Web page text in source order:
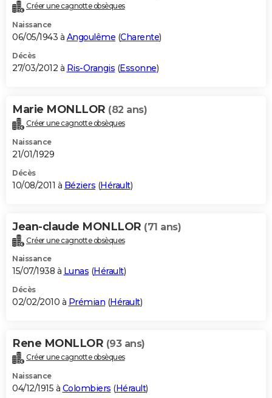
Créer une cagnotte obsèques
Naissance
06/05/1943 à Angoulême (Charente)
Décès
27/03/2012 à Ris-Orangis (Essonne)
Marie MONLLOR (82 ans)
Créer une cagnotte obsèques
Naissance
21/01/1929
Décès
10/08/2011 à Béziers (Hérault)
Jean-claude MONLLOR (71 ans)
Créer une cagnotte obsèques
Naissance
15/07/1938 à Lunas (Hérault)
Décès
02/02/2010 à Prémian (Hérault)
Rene MONLLOR (93 ans)
Créer une cagnotte obsèques
Naissance
04/12/1915 à Colombiers (Hérault)